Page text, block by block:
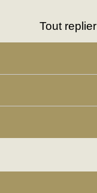
Tout replier